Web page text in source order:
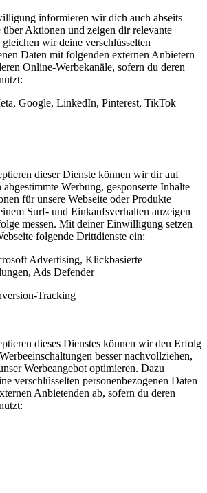
informieren wir dich auch abseits
über Aktionen und zeigen dir relevante
wir deine verschlüsselten
Daten mit folgenden externen Anbietern
Online-Werbekanäle, sofern du deren
Google, LinkedIn, Pinterest, TikTok
dieser Dienste können wir dir auf
abgestimmte Werbung, gesponserte Inhalte
für unsere Webseite oder Produkte
Surf- und Einkaufsverhalten anzeigen
messen. Mit deiner Einwilligung setzen
folgende Drittdienste ein:
Advertising, Klickbasierte
Ads Defender
Tracking
dieses Dienstes können wir den Erfolg
besser nachvollziehen,
Werbeangebot optimieren. Dazu
verschlüsselten personenbezogenen Daten
Anbietenden ab, sofern du deren